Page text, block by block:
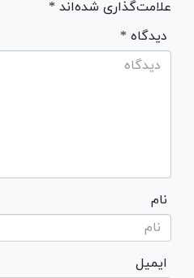
علامت‌گذاری شده‌اند *
* دیدگاه
نام
ایمیل